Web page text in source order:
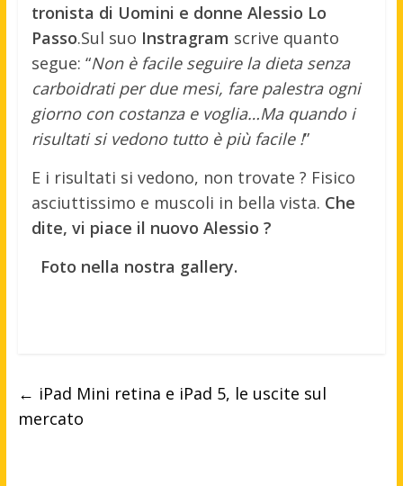
tronista di Uomini e donne Alessio Lo
Passo.Sul suo Instragram scrive quanto
segue: “Non è facile seguire la dieta senza
carboidrati per due mesi, fare palestra ogni
giorno con costanza e voglia…Ma quando i
risultati si vedono tutto è più facile !”
E i risultati si vedono, non trovate ? Fisico
asciuttissimo e muscoli in bella vista. Che
dite, vi piace il nuovo Alessio ?
Foto nella nostra gallery.
← iPad Mini retina e iPad 5, le uscite sul
mercato